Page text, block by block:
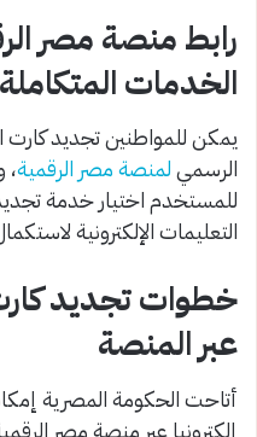
رابط منصة مصر
الخدمات المتكاملة 2026
يمكن للمواطنين تجديد كارت
الرسميلمنصة مصر الرقمية،
للمستخدم اختيار خدمة
التعليمات الإلكترونية
خطوات تجديد
عبر المنصة
أتاحت الحكومة المصرية
إلكترونيا عبر منصة مصر